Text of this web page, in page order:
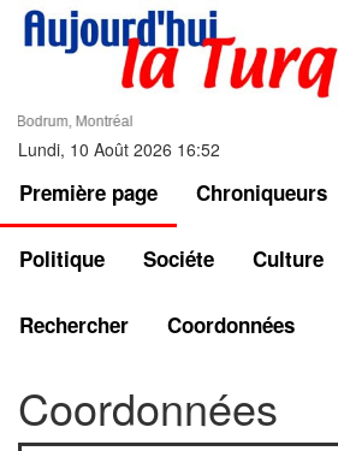
Bodrum, Montréal
Lundi, 10 Août 2026 16:52
Première page Chroniqueurs
Politique Sociéte Culture
Rechercher Coordonnées
Coordonnées